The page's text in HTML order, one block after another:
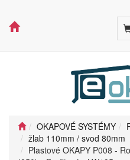
OKAPOVÉ SYSTÉMY
žlab 110mm / svod 80mm
Plastové OKAPY P008 -